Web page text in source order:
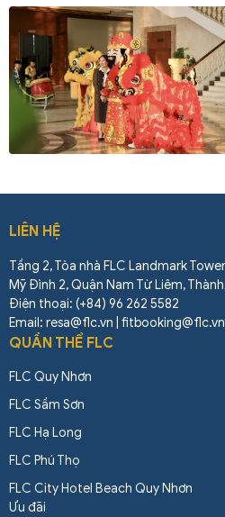
LIÊN HỆ
Tầng 2, Tòa nhà FLC Landmark
Mỹ Đình 2, Quận Nam Từ Liêm,
Điện thoại: (+84) 96 262 5582
Email: resa@flc.vn |
QUẦN THỂ FLC
FLC Quy Nhơn
FLC Sầm Sơn
FLC Hạ Long
FLC Phú Thọ
FLC City Hotel Beach Quy Nhơn
Ưu đãi